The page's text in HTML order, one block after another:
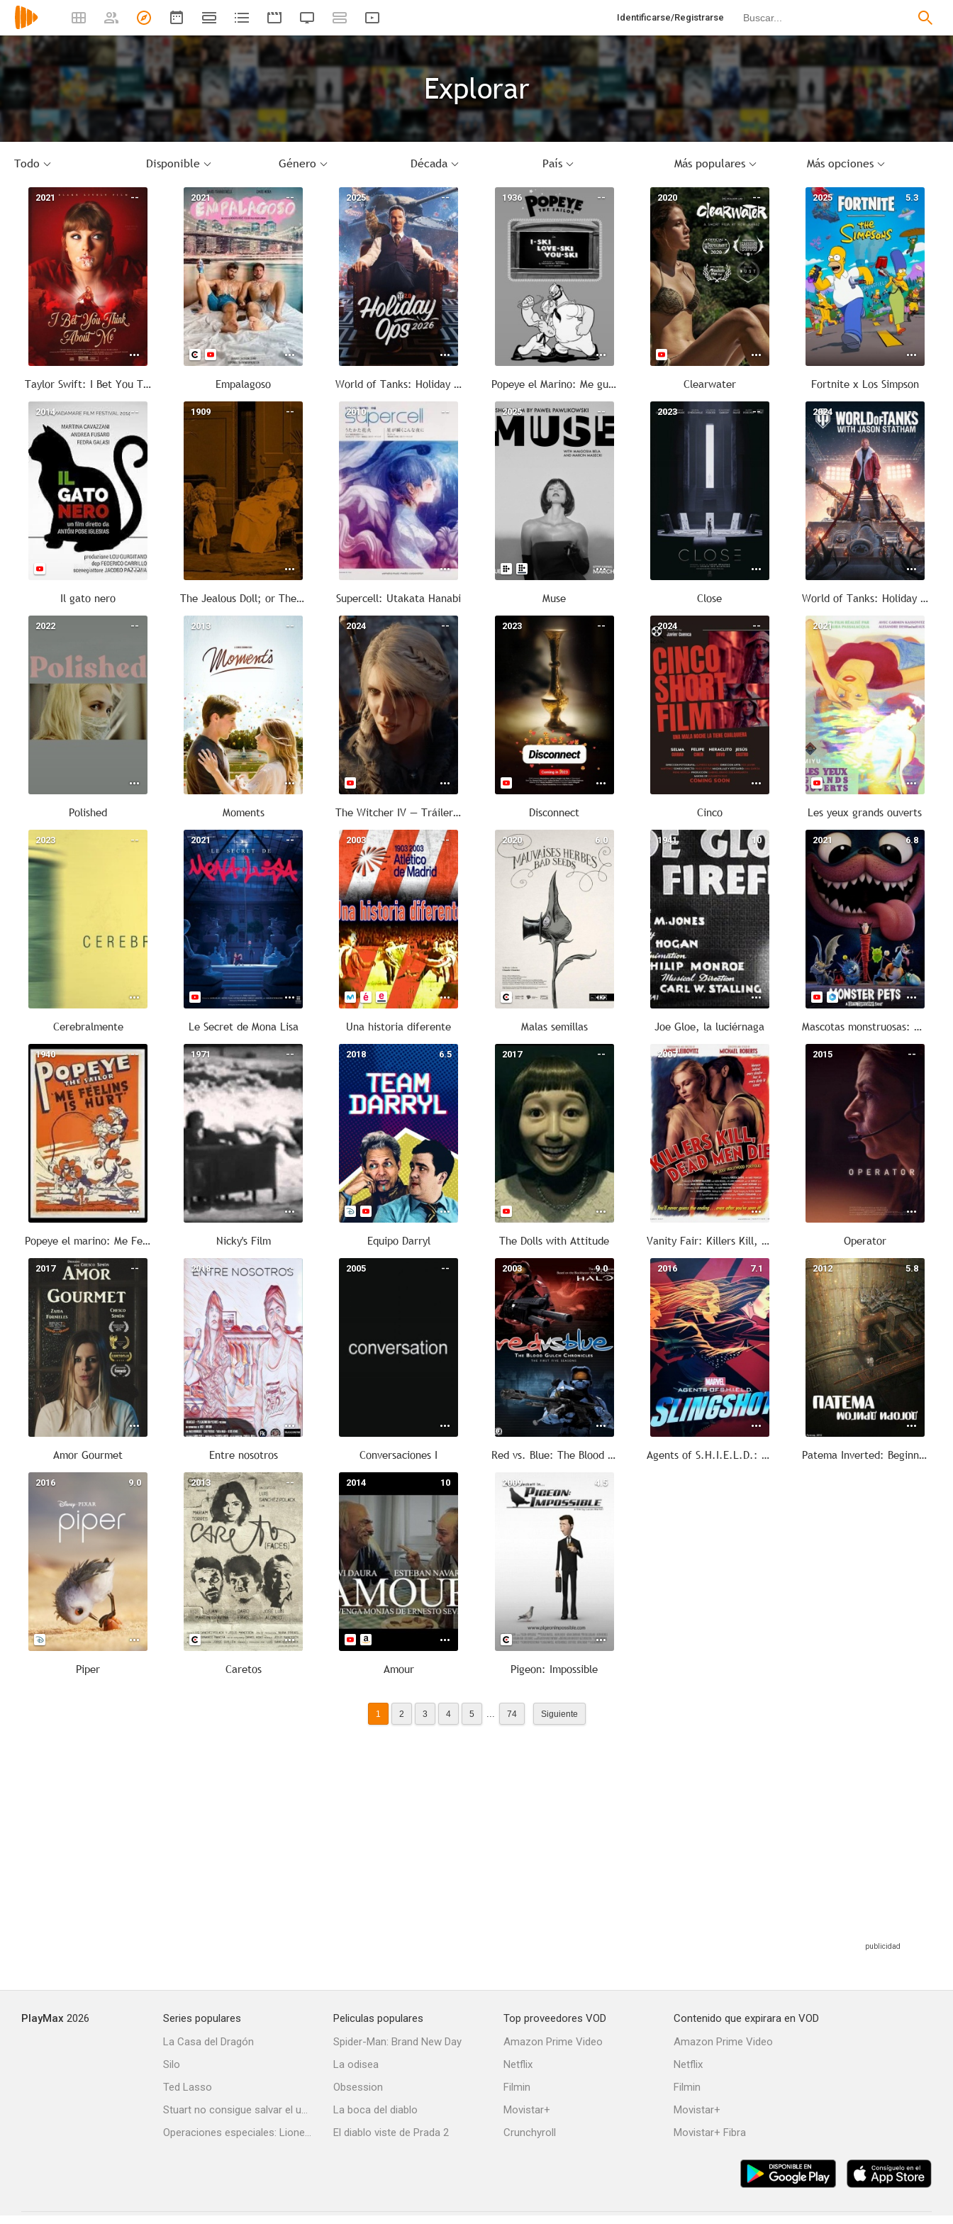
Identificarse/Registrarse
Explorar
Todo Disponible Género Década País Más populares Más opciones
--
2021
Taylor Swift: I Bet You Think About Me (Taylor's Version)
--
2021
Empalagoso
--
2025
World of Tanks: Holiday Ops 2026
--
1936
Popeye el Marino: Me gusta el alpinismo
--
2020
Clearwater
5.3
2025
Fortnite x Los Simpson
--
2014
Il gato nero
--
1909
The Jealous Doll; or The Frustrated Elopement
--
2010
Supercell: Utakata Hanabi
--
2025
Muse
--
2023
Close
--
2024
World of Tanks: Holiday Ops 2025
--
2022
Polished
--
2013
Moments
--
2024
The Witcher IV — Tráiler Cinematográfico
--
2023
Disconnect
--
2024
Cinco
--
2021
Les yeux grands ouverts
--
2023
Cerebralmente
--
2021
Le Secret de Mona Lisa
--
2003
Una historia diferente
6.0
2020
Malas semillas
10
1941
Joe Gloe, la luciérnaga
6.8
2021
Mascotas monstruosas: Un corto de Hotel Transilvania
--
1940
Popeye el marino: Me Feelins Is Hurt
--
1971
Nicky's Film
6.5
2018
Equipo Darryl
--
2017
The Dolls with Attitude
--
2007
Vanity Fair: Killers Kill, Dead Men Die
--
2015
Operator
--
2017
Amor Gourmet
--
2018
Entre nosotros
--
2005
Conversaciones I
9.0
2003
Red vs. Blue: The Blood Gulch Chronicles
7.1
2016
Agents of S.H.I.E.L.D.: Slingshot
5.8
2012
Patema Inverted: Beginning of the Day
9.0
2016
Piper
--
2013
Caretos
10
2014
Amour
4.5
2009
Pigeon: Impossible
1 2 3 4 5 ... 74 Siguiente
PlayMax 2026
Series populares
La Casa del Dragón
Silo
Ted Lasso
Stuart no consigue salvar el universo
Operaciones especiales: Lioness
Peliculas populares
Spider-Man: Brand New Day
La odisea
Obsession
La boca del diablo
El diablo viste de Prada 2
Top proveedores VOD
Amazon Prime Video
Netflix
Filmin
Movistar+
Crunchyroll
Contenido que expirara en VOD
Amazon Prime Video
Netflix
Filmin
Movistar+
Movistar+ Fibra